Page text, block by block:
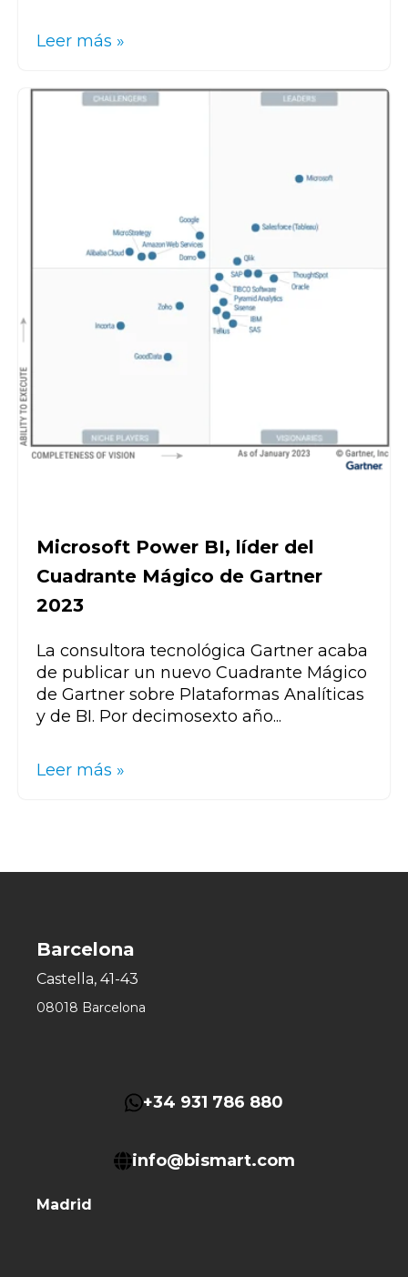
Leer más »
Microsoft Power BI, líder del
Cuadrante Mágico de Gartner
2023
La consultora tecnológica Gartner acaba
de publicar un nuevo Cuadrante Mágico
de Gartner sobre Plataformas Analíticas
y de BI. Por decimosexto año...
Leer más »
Barcelona
Castella, 41-43
08018 Barcelona
+34 931 786 880
info@bismart.com
Madrid